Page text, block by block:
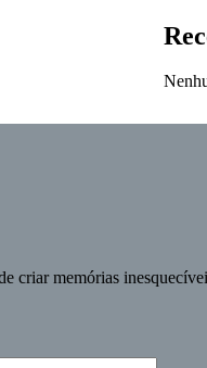
criar memórias